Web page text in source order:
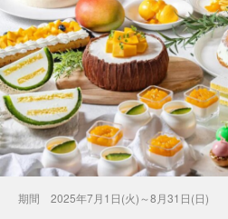
期間 2025年7月1日(火)～8月31日(日)